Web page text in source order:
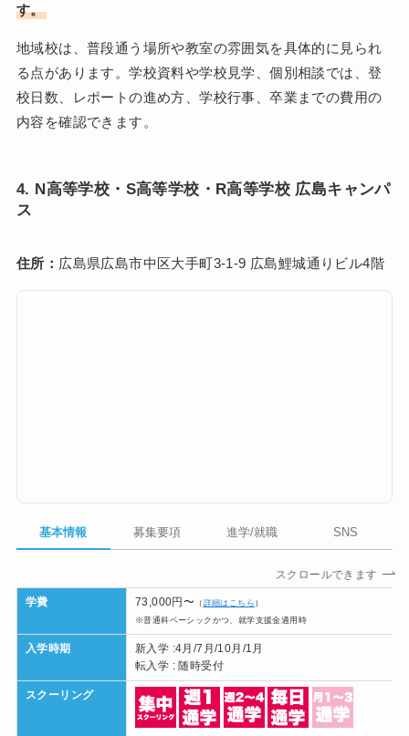
す。
地域校は、普段通う場所や教室の雰囲気を具体的に見られ
る点があります。学校資料や学校見学、個別相談では、登
校日数、レポートの進め方、学校行事、卒業までの費用の
内容を確認できます。
4. N高等学校・S高等学校・R高等学校 広島キャンパ
ス
住所： 広島県広島市中区大手町3-1-9 広島鯉城通りビル4階
基本情報 募集要項 進学/就職 SNS
スクロールできます
学費 73,000円〜 （ 詳細はこちら ）
※普通科ベーシックかつ、就学支援金適用時
入学時期
新入学 :4月/7月/10月/1月
転入学 : 随時受付
スクーリング